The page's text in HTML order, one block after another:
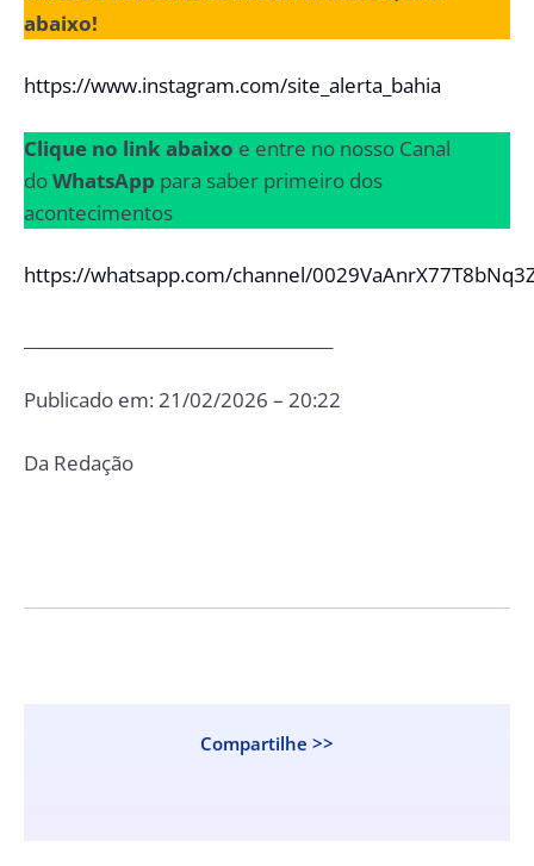
abaixo!
https://www.instagram.com/site_alerta_bahia
Clique no link abaixo e entre no nosso Canal
doWhatsApp para saber primeiro dos
acontecimentos
https://whatsapp.com/channel/
Publicado em: 21/02/2026 – 20:22
Da Redação
Compartilhe >>